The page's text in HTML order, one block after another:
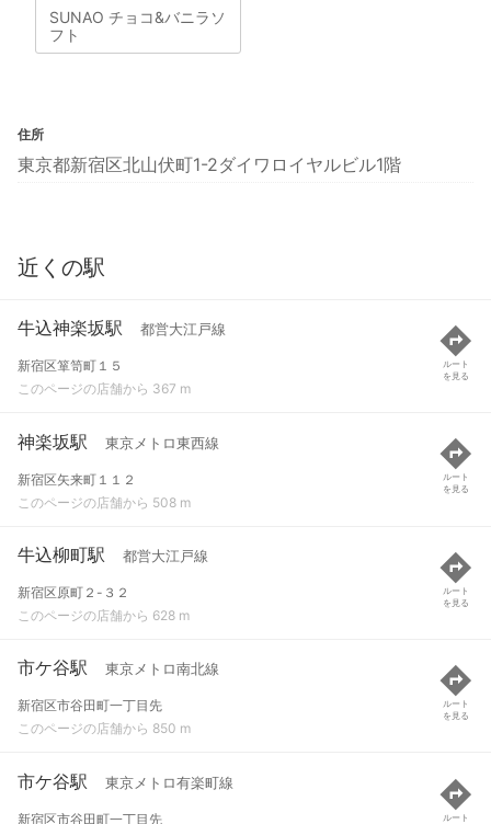
SUNAO チョコ&バニラソ
フト
住所
東京都新宿区北山伏町1-2ダイワロイヤルビル1階
近くの駅
牛込神楽坂駅 都営大江戸線
新宿区箪笥町１５
このページの店舗から 367 m
ルート
を見る
神楽坂駅 東京メトロ東西線
新宿区矢来町１１２
このページの店舗から 508 m
ルート
を見る
牛込柳町駅 都営大江戸線
新宿区原町２-３２
このページの店舗から 628 m
ルート
を見る
市ケ谷駅 東京メトロ南北線
新宿区市谷田町一丁目先
このページの店舗から 850 m
ルート
を見る
市ケ谷駅 東京メトロ有楽町線
新宿区市谷田町一丁目先
ルート